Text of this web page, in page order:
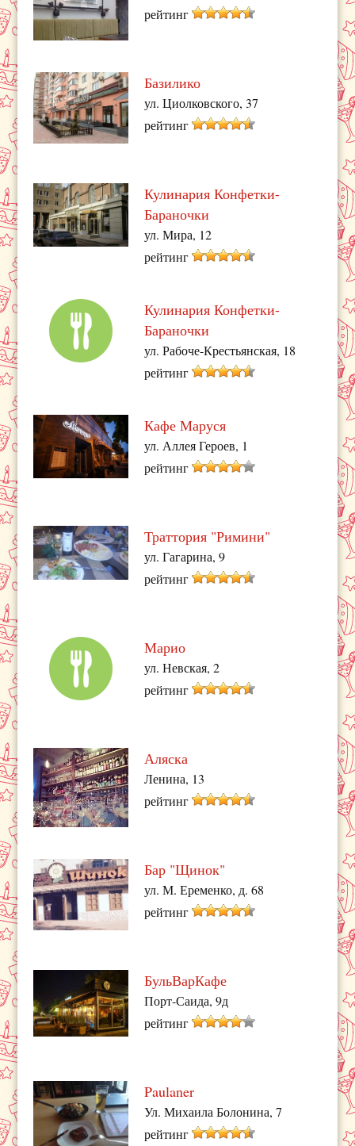
рейтинг
Базилико
ул. Циолковского, 37
рейтинг
Кулинария Конфетки-
Бараночки
ул. Мира, 12
рейтинг
Кулинария Конфетки-
Бараночки
ул. Рабоче-Крестьянская, 18
рейтинг
Кафе Маруся
ул. Аллея Героев, 1
рейтинг
Траттория "Римини"
ул. Гагарина, 9
рейтинг
Марио
ул. Невская, 2
рейтинг
Аляска
Ленина, 13
рейтинг
Бар "Щинок"
ул. М. Еременко, д. 68
рейтинг
БульВарКафе
Порт-Саида, 9д
рейтинг
Paulaner
Ул. Михаила Болонина, 7
рейтинг